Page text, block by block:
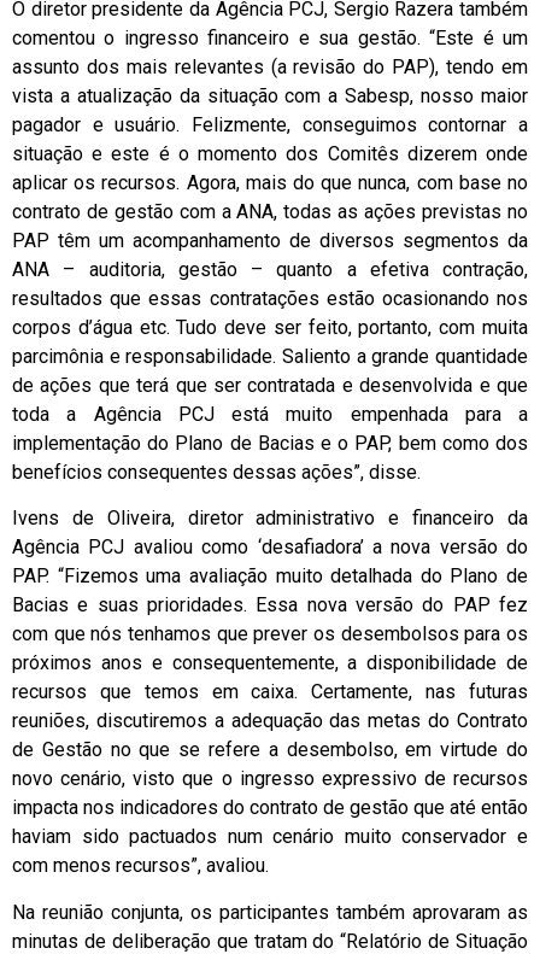
O diretor presidente da Agência PCJ, Sergio Razera também
comentou o ingresso financeiro e sua gestão. “Este é um
assunto dos mais relevantes (a revisão do PAP), tendo em
vista a atualização da situação com a Sabesp, nosso maior
pagador e usuário. Felizmente, conseguimos contornar a
situação e este é o momento dos Comitês dizerem onde
aplicar os recursos. Agora, mais do que nunca, com base no
contrato de gestão com a ANA, todas as ações previstas no
PAP têm um acompanhamento de diversos segmentos da
ANA – auditoria, gestão – quanto a efetiva contração,
resultados que essas contratações estão ocasionando nos
corpos d’água etc. Tudo deve ser feito, portanto, com muita
parcimônia e responsabilidade. Saliento a grande quantidade
de ações que terá que ser contratada e desenvolvida e que
toda a Agência PCJ está muito empenhada para a
implementação do Plano de Bacias e o PAP, bem como dos
benefícios consequentes dessas ações”, disse.
Ivens de Oliveira, diretor administrativo e financeiro da
Agência PCJ avaliou como ‘desafiadora’ a nova versão do
PAP. “Fizemos uma avaliação muito detalhada do Plano de
Bacias e suas prioridades. Essa nova versão do PAP fez
com que nós tenhamos que prever os desembolsos para os
próximos anos e consequentemente, a disponibilidade de
recursos que temos em caixa. Certamente, nas futuras
reuniões, discutiremos a adequação das metas do Contrato
de Gestão no que se refere a desembolso, em virtude do
novo cenário, visto que o ingresso expressivo de recursos
impacta nos indicadores do contrato de gestão que até então
haviam sido pactuados num cenário muito conservador e
com menos recursos”, avaliou.
Na reunião conjunta, os participantes também aprovaram as
minutas de deliberação que tratam do “Relatório de Situação